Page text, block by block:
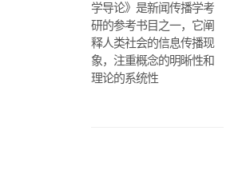
学导论》是新闻传播学考
研的参考书目之一，它阐
释人类社会的信息传播现
象，注重概念的明晰性和
理论的系统性